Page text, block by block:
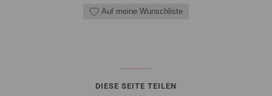
Auf meine Wunschliste
DIESE SEITE TEILEN